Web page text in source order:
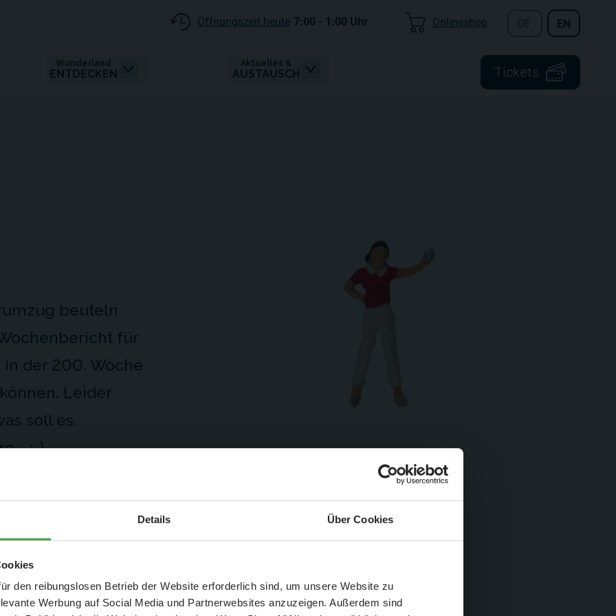
Details Über Cookies
den reibungslosen Betrieb der Website erforderlich sind, um unsere Website zu
Werbung auf Social Media und Partnerwebsites anzuzeigen. Außerdem sind
Tickets
Wunderland
ENTDECKEN
Aktuelles &
AUSTAUSCH
Öffnungszeit heute 7:00 - 1:00 Uhr Onlineshop EN
beuteln
für
der 200. Woche
Leider
soll es.
;-)
Schließen
Aktuelle Mitteilung
25 % Ersparnis bei Große Pötte & kleine Züge im August
und September - ohne Wartezeit
- Abendliche Hafenrundfahrt/Lichterfahrt 🛥️